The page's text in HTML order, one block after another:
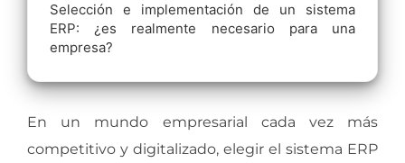
Selección e implementación de un sistema
ERP: ¿es realmente necesario para una
empresa?
En un mundo empresarial cada vez más
competitivo y digitalizado, elegir el sistema ERP